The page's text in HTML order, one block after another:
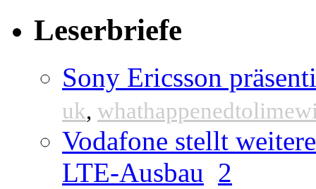
Leserbriefe
Sony Ericsson
uk,
Vodafone stellt
LTE-Ausbau 2